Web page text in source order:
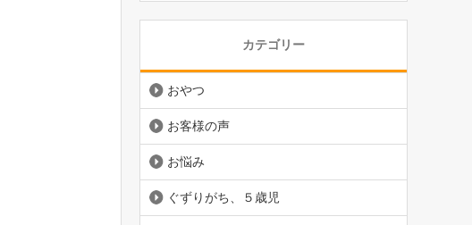
カテゴリー
おやつ
お客様の声
お悩み
ぐずりがち、５歳児